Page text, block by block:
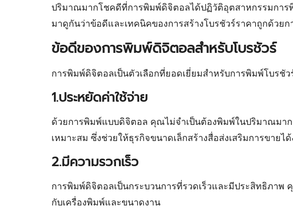
ปริมาณมากโชคดีที่การพิมพ์ดิจิตอลได้ปฏิวัติอุตสาหกรรมการ
มาดูกันว่าข้อดีและเทคนิคของการสร้างโบรชัวร์ราคาถูกด้วย
ข้อดีของการพิมพ์ดิจิตอลสำหรับโบรชัวร์
การพิมพ์ดิจิตอลเป็นตัวเลือกที่ยอดเยี่ยมสำหรับการพิมพ์โบรชั
1.ประหยัดค่าใช้จ่าย
ด้วยการพิมพ์แบบดิจิตอล คุณไม่จำเป็นต้องพิมพ์ในปริมาณมา
เหมาะสม ซึ่งช่วยให้ธุรกิจขนาดเล็กสร้างสื่อส่งเสริมการขายไ
2.มีความรวกเร็ว
การพิมพ์ดิจิตอลเป็นกระบวนการที่รวดเร็วและมีประสิทธิภา
กับเครื่องพิมพ์และขนาดงาน